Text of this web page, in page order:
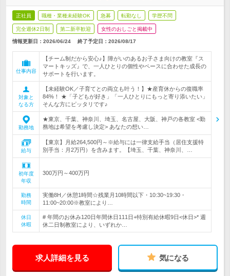
正社員 職種・業種未経験OK 急募 転勤なし 学歴不問
完全週休2日制 第二新卒歓迎 女性のおしごと掲載中
情報更新日：2026/06/24 終了予定日： 2026/08/17
仕事内容
【チーム制だから安心♪】障がいのあるお子さま向けの教室『ス
マートキッズ』で、一人ひとりの個性やペースに合わせた成長の
サポートを行います。
対象と
なる方
【未経験OK／子育てとの両立も叶う！】★産育休からの復職率
84%！ ★「子どもが好き」「一人ひとりにもっと寄り添いたい」
そんな方にピッタリです♪
勤務地
★東京、千葉、神奈川、埼玉、名古屋、大阪、神戸の各教室 <勤
務地は希望を考慮し決定> あなたの想い…
給与
【東京】月給264,500円～※給与には一律支給手当（居住支援特
別手当：月2万円）を含みます。【埼玉、千葉、神奈川、…
初年度
年収
300万円～400万円
勤務
時間
実働8H／休憩1時間☆残業月10時間以下・10:30~19:30・
11:00~20:00※教室により…
休日
休暇
# 年間のお休み120日年間休日111日+特別有給休暇9日<休日>* 週
休二日制教室により、いずれか…
求人詳細を見る 気になる